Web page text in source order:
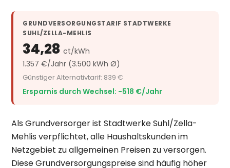
GRUNDVERSORGUNGSTARIF STADTWERKE
SUHL/ZELLA-MEHLIS
34,28ct/kWh
1.357 €/Jahr (3.500 kWh Ø)
Günstiger Alternativtarif: 839 €
Ersparnis durch Wechsel: −518 €/Jahr
Als Grundversorger ist Stadtwerke Suhl/Zella-
Mehlis verpflichtet, alle Haushaltskunden im
Netzgebiet zu allgemeinen Preisen zu versorgen.
Diese Grundversorgungspreise sind häufig höher